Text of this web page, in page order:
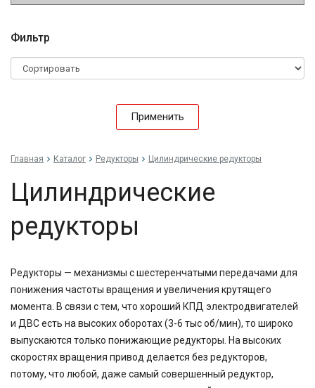
Фильтр
Применить
Главная Каталог Редукторы Цилиндрические редукторы
Цилиндрические
редукторы
Редукторы — механизмы с шестеренчатыми передачами для
понижения частоты вращения и увеличения крутящего
момента. В связи с тем, что хороший КПД электродвигателей
и ДВС есть на высоких оборотах (3-6 тыс об/мин), то широко
выпускаются только понижающие редукторы. На высоких
скоростях вращения привод делается без редукторов,
потому, что любой, даже самый совершенный редуктор,